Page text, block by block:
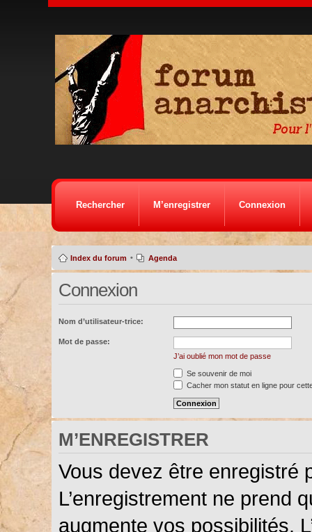
Rechercher M’enregistrer Connexion
Index du forum • Agenda
Connexion
Nom d’utilisateur-trice:
Mot de passe:
J’ai oublié mon mot de passe
Se souvenir de moi
Cacher mon statut en ligne pour
M’ENREGISTRER
Vous devez être enregistré
L’enregistrement ne prend
augmente vos possibilités.